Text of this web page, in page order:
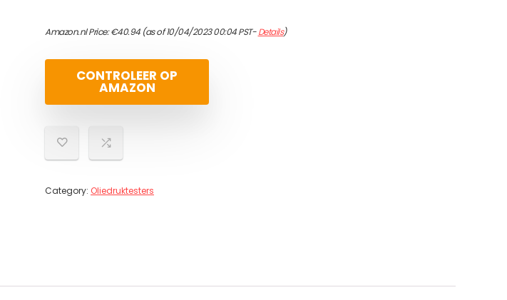
Amazon.nl Price:€40.94(as of 10/04/2023 00:04 PST-Details)
CONTROLEER OP
AMAZON
Category: Oliedruktesters